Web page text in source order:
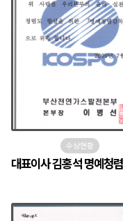
수상현황